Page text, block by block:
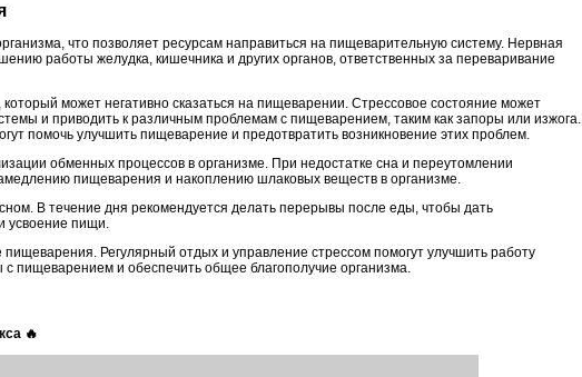
что позволяет ресурсам направиться на пищеварительную систему. Нервная
работы желудка, кишечника и других органов, ответственных за переваривание
может негативно сказаться на пищеварении. Стрессовое состояние может
и приводить к различным проблемам с пищеварением, таким как запоры или изжога.
помочь улучшить пищеварение и предотвратить возникновение этих проблем.
обменных процессов в организме. При недостатке сна и переутомлении
пищеварения и накоплению шлаковых веществ в организме.
В течение дня рекомендуется делать перерывы после еды, чтобы дать
усвоение пищи.
Регулярный отдых и управление стрессом помогут улучшить работу
пищеварением и обеспечить общее благополучие организма.
🔥